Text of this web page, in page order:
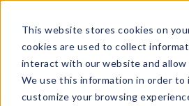
This website stores cookies on
cookies are used to collect
interact with our website and allow
We use this information in order to
customize your browsing